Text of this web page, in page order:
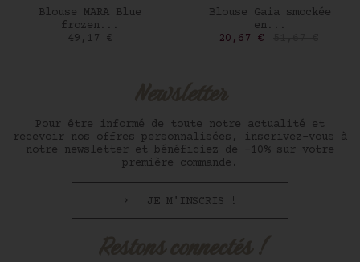
AJOUTER AU PANIER
Blouse MARA Blue
frozen...
Prix
49,17 €
AJOUTER AU PANIER
Blouse Gaia smockée
en...
Prix
20,67 €
Pour être informé de toute notre actualité et
recevoir nos offres personnalisées, inscrivez-vous à
notre newsletter et bénéficiez de -10% sur votre
première commande.
JE M'INSCRIS !